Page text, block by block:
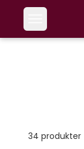
34 produkter